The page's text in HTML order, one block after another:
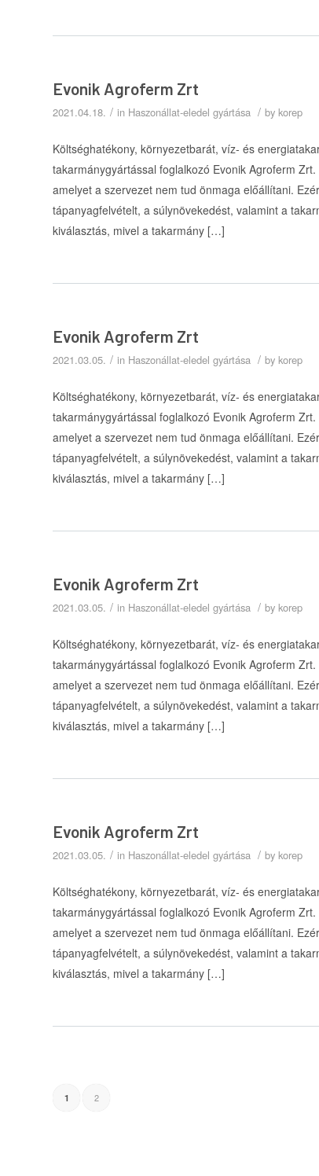
Evonik Agroferm Zrt
2021.04.18. / in Haszonállat-eledel gyártása / by korep
Költséghatékony, környezetbarát, víz- és
takarmánygyártással foglalkozó Evonik Agroferm
amelyet a szervezet nem tud önmaga előállítani.
tápanyagfelvételt, a súlynövekedést, valamint a
kiválasztás, mivel a takarmány […]
Evonik Agroferm Zrt
2021.03.05. / in Haszonállat-eledel gyártása / by korep
Költséghatékony, környezetbarát, víz- és
takarmánygyártással foglalkozó Evonik Agroferm
amelyet a szervezet nem tud önmaga előállítani.
tápanyagfelvételt, a súlynövekedést, valamint a
kiválasztás, mivel a takarmány […]
Evonik Agroferm Zrt
2021.03.05. / in Haszonállat-eledel gyártása / by korep
Költséghatékony, környezetbarát, víz- és
takarmánygyártással foglalkozó Evonik Agroferm
amelyet a szervezet nem tud önmaga előállítani.
tápanyagfelvételt, a súlynövekedést, valamint a
kiválasztás, mivel a takarmány […]
Evonik Agroferm Zrt
2021.03.05. / in Haszonállat-eledel gyártása / by korep
Költséghatékony, környezetbarát, víz- és
takarmánygyártással foglalkozó Evonik Agroferm
amelyet a szervezet nem tud önmaga előállítani.
tápanyagfelvételt, a súlynövekedést, valamint a
kiválasztás, mivel a takarmány […]
1 2